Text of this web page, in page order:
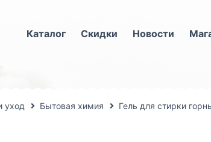
Каталог Скидки Новости
уход Бытовая химия Гель для стирки